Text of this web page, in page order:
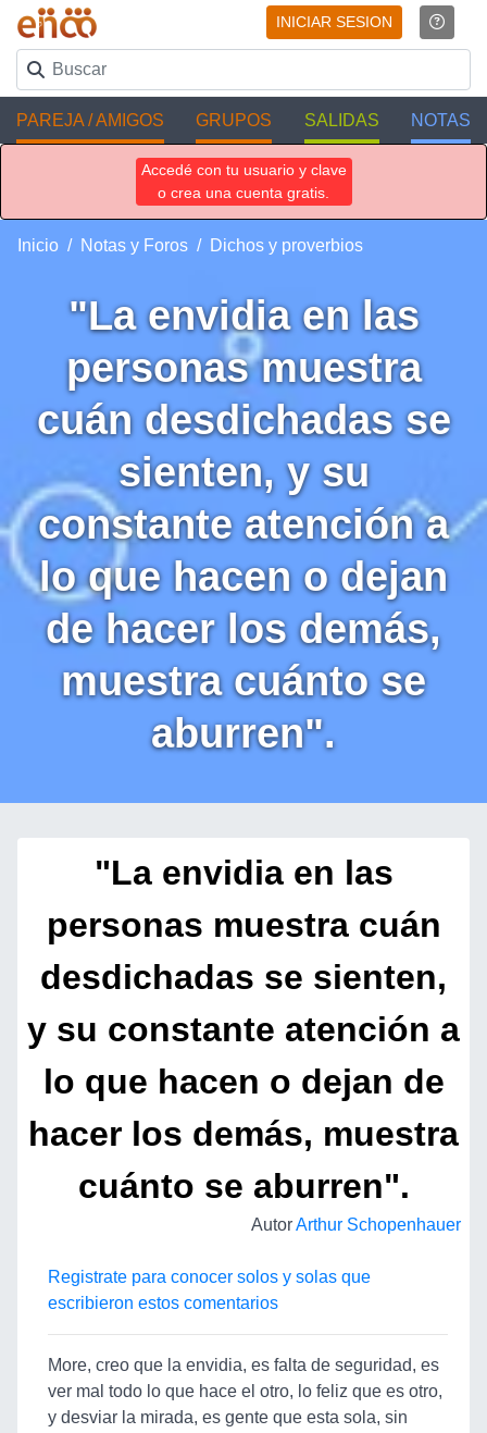
INICIAR SESION
PAREJA / AMIGOS GRUPOS SALIDAS NOTAS
Accedé con tu usuario y clave
o crea una cuenta gratis.
Inicio Notas y Foros Dichos y proverbios
"La envidia en las
personas muestra
cuán desdichadas se
sienten, y su
constante atención a
lo que hacen o dejan
de hacer los demás,
muestra cuánto se
aburren".
"La envidia en las
personas muestra cuán
desdichadas se sienten,
y su constante atención a
lo que hacen o dejan de
hacer los demás, muestra
cuánto se aburren".
AutorArthur Schopenhauer
Registrate para conocer solos y solas que
escribieron estos comentarios
More, creo que la envidia, es falta de seguridad, es
ver mal todo lo que hace el otro, lo feliz que es otro,
y desviar la mirada, es gente que esta sola, sin